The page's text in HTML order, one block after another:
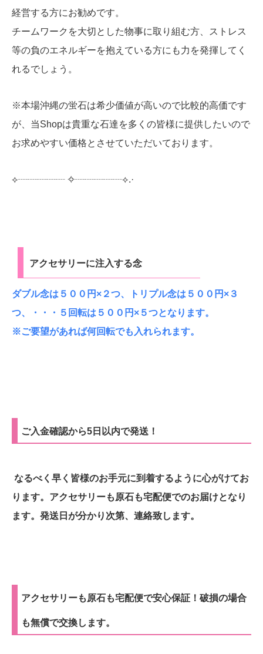
経営する方にお勧めです。
チームワークを大切とした物事に取り組む方、ストレス
等の負のエネルギーを抱えている方にも力を発揮してく
れるでしょう。
※本場沖縄の蛍石は希少価値が高いので比較的高価です
が、当Shopは貴重な石達を多くの皆様に提供したいので
お求めやすい価格とさせていただいております。
⟡┈┈┈┈┈︎ ✧┈┈┈┈┈⟡.·
アクセサリーに注入する念
ダブル念は５００円×２つ、トリプル念は５００円×３
つ、・・・５回転は５００円×５つとなります。
※ご要望があれば何回転でも入れられます。
ご入金確認から5日以内で発送！
なるべく早く皆様のお手元に到着するように心がけてお
ります。アクセサリーも原石も宅配便でのお届けとなり
ます。発送日が分かり次第、連絡致します。
アクセサリーも原石も宅配便で安心保証！破損の場合
も無償で交換します。